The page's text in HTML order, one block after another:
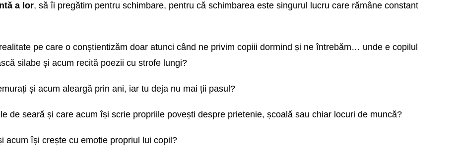
a lor, să îi pregătim pentru schimbare, pentru că schimbarea este singurul lucru care rămâne constant
pe care o conștientizăm doar atunci când ne privim copiii dormind și ne întrebăm… unde e copilul
silabe și acum recită poezii cu strofe lungi?
și acum aleargă prin ani, iar tu deja nu mai ții pasul?
de seară și care acum își scrie propriile povești despre prietenie, școală sau chiar locuri de muncă?
acum își crește cu emoție propriul lui copil?